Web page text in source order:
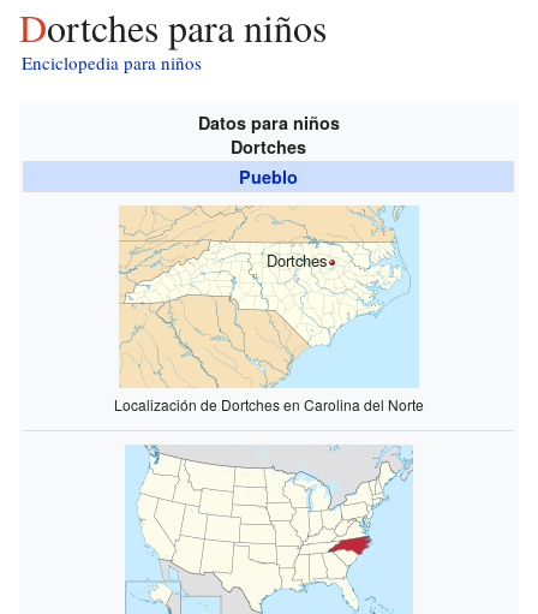
Dortches para niños
Enciclopedia para niños
Datos para niños
Dortches
Pueblo
Dortches
Localización de Dortches en Carolina del Norte